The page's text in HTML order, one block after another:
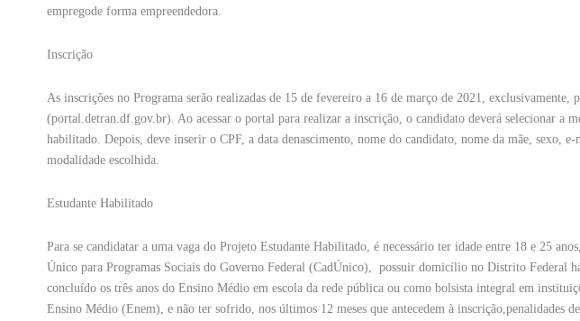
empregode forma empreendedora.
Inscrição
As inscrições no Programa serão realizadas de 15 de fevereiro a 16 de março de 2021,
(portal.detran.df.gov.br). Ao acessar o portal para realizar a inscrição, o candidato deverá selecionar a
habilitado. Depois, deve inserir o CPF, a data denascimento, nome do candidato, nome da mãe, sexo,
modalidade escolhida.
Estudante Habilitado
Para se candidatar a uma vaga do Projeto Estudante Habilitado, é necessário ter idade entre 18 e 25
Único para Programas Sociais do Governo Federal (CadÚnico), possuir domicílio no Distrito Federal
concluído os três anos do Ensino Médio em escola da rede pública ou como bolsista integral em
Ensino Médio (Enem), e não ter sofrido, nos últimos 12 meses que antecedem à inscrição,penalidades